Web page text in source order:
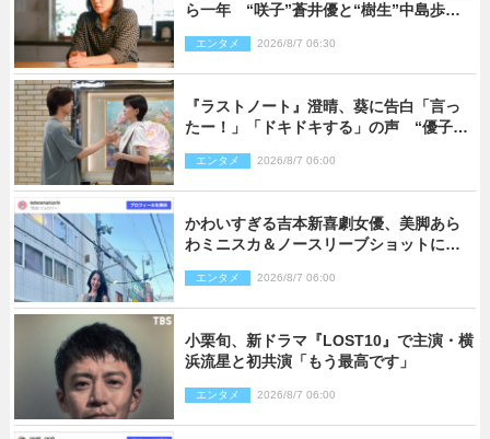
ら一年 “咲子”蒼井優と“樹生”中島歩は
エンタメ 2026/8/7 06:30
『ラストノート』澄晴、葵に告白「言っ
たー！」「ドキドキする」の声 “優子劇
エンタメ 2026/8/7 06:00
かわいすぎる吉本新喜劇女優、美脚あら
わミニスカ＆ノースリーブショットに反
エンタメ 2026/8/7 06:00
小栗旬、新ドラマ『LOST10』で主演・横
浜流星と初共演「もう最高です」
エンタメ 2026/8/7 06:00